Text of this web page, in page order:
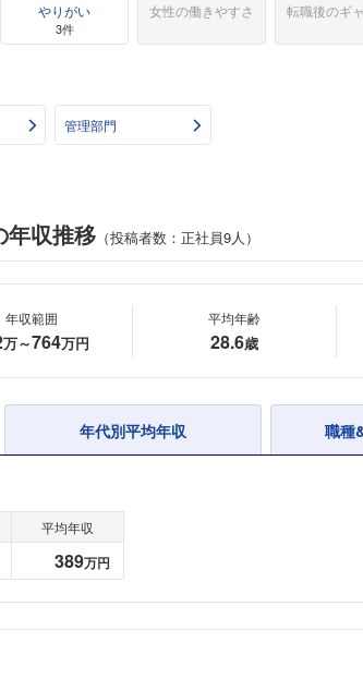
やりがい
3件
女性の働きやすさ 転職後のギ
管理部門
年収推移 （投稿者数：正社員9人）
年収範囲
万～764万円
平均年齢
28.6歳
年代別平均年収 職種
平均年収
389万円